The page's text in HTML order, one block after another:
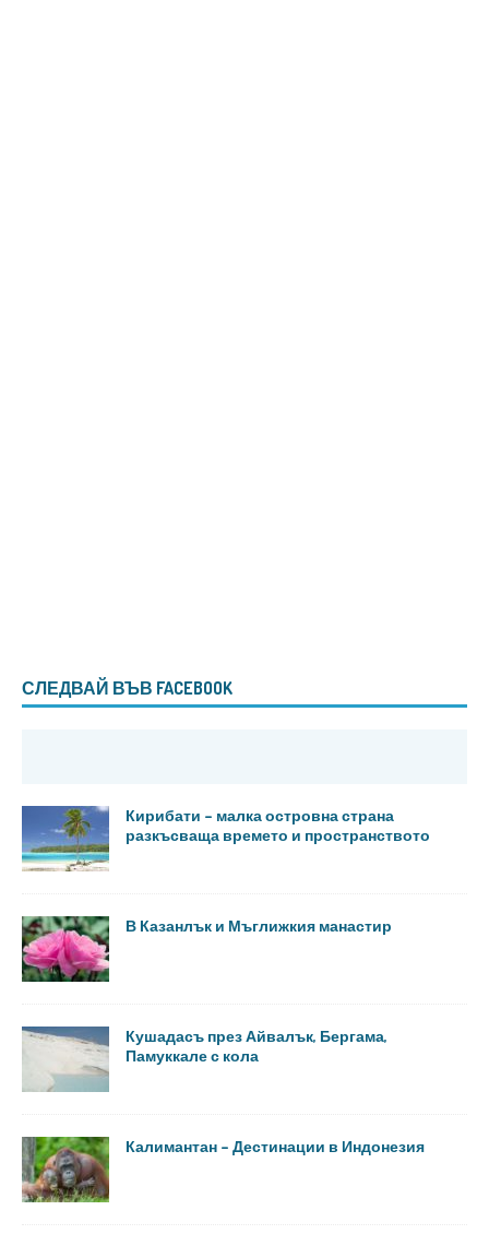
СЛЕДВАЙ ВЪВ FACEBOOK
Кирибати – малка островна страна
разкъсваща времето и пространството
В Казанлък и Мъглижкия манастир
Кушадасъ през Айвалък, Бергама,
Памуккале с кола
Калимантан – Дестинации в Индонезия